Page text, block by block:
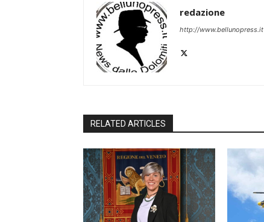
redazione
http://www.bellunopress.it
RELATED ARTICLES